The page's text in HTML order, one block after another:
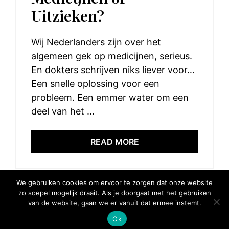
Uitzieken?
Wij Nederlanders zijn over het
algemeen gek op medicijnen, serieus.
En dokters schrijven niks liever voor…
Een snelle oplossing voor een
probleem. Een emmer water om een
deel van het ...
READ MORE
© 2025 Elke Hap Telt
We gebruiken cookies om ervoor te zorgen dat onze website
zo soepel mogelijk draait. Als je doorgaat met het gebruiken
van de website, gaan we er vanuit dat ermee instemt.
Ok